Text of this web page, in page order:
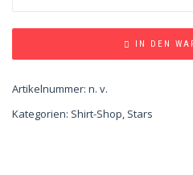
IN DEN
Artikelnummer: n. v.
Kategorien: Shirt-Shop, Stars